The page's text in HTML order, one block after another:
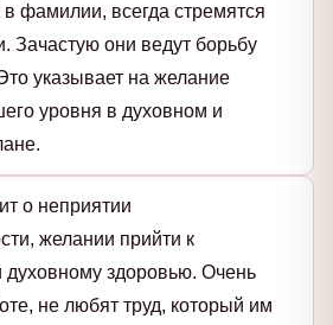
в фамилии, всегда стремятся
Зачастую они ведут борьбу
указывает на желание
уровня в духовном и
о неприятии
желании прийти к
духовному здоровью. Очень
не любят труд, который им